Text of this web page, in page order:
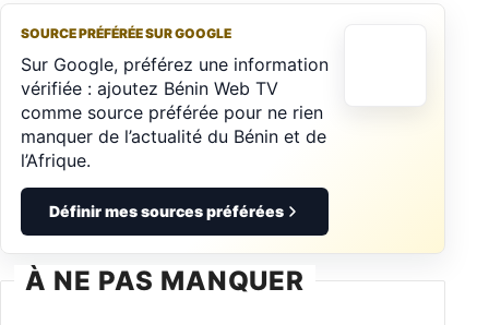
SOURCE PRÉFÉRÉE SUR GOOGLE
Sur Google, préférez une information
vérifiée : ajoutez Bénin Web TV
comme source préférée pour ne rien
manquer de l’actualité du Bénin et de
l’Afrique.
Définir mes sources préférées
À NE PAS MANQUER